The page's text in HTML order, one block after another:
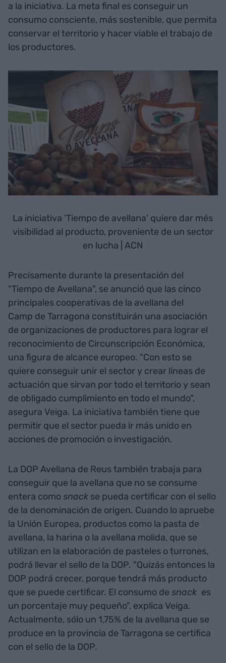
a la iniciativa. La meta final es conseguir un
consumo consciente, más sostenible, que permita
conservar el territorio y hacer viable el trabajo de
los productores.
La iniciativa 'Tiempo de avellana' quiere dar més
visibilidad al producto, proveniente de un sector
en lucha | ACN
Precisamente durante la presentación del
"Tiempo de Avellana", se anunció que las cinco
principales cooperativas de la avellana del
Camp de Tarragona constituirán una asociación
de organizaciones de productores para lograr el
reconocimiento de Circunscripción Económica,
una figura de alcance europeo. "Con esto se
quiere conseguir unir el sector y crear líneas de
actuación que sirvan por todo el territorio y sean
de obligado cumplimiento en todo el mundo",
asegura Veiga. La iniciativa también tiene que
permitir que el sector pueda ir más unido en
acciones de promoción o investigación.
La DOP Avellana de Reus también trabaja para
conseguir que la avellana que no se consume
entera comosnack se pueda certificar con el sello
de la denominación de origen. Cuando lo apruebe
la Unión Europea, productos como la pasta de
avellana, la harina o la avellana molida, que se
utilizan en la elaboración de pasteles o turrones,
podrá llevar el sello de la DOP. "Quizás entonces la
DOP podrá crecer, porque tendrá más producto
que se puede certificar. El consumo de snack es
un porcentaje muy pequeño", explica Veiga.
Actualmente, sólo un 1,75% de la avellana que se
produce en la provincia de Tarragona se certifica
con el sello de la DOP.